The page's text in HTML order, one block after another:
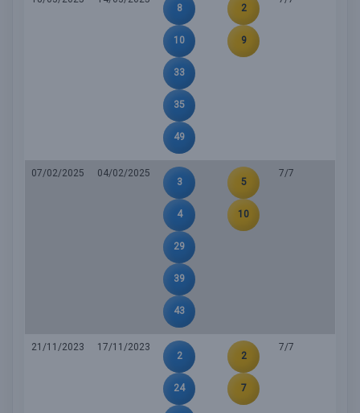
8
10
33
35
49
2
9
07/02/2025
04/02/2025
3
4
29
39
43
5
10
7/7
21/11/2023
17/11/2023
2
24
2
7
7/7